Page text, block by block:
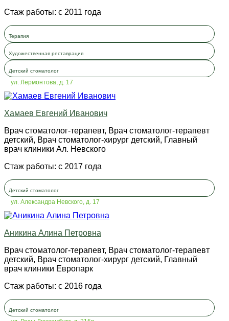
Стаж работы: с 2011 года
Терапия
Художественная реставрация
Детский стоматолог
ул. Лермонтова, д. 17
Хамаев Евгений Иванович
Врач стоматолог-терапевт, Врач стоматолог-терапевт
детский, Врач стоматолог-хирург детский, Главный
врач клиники Ал. Невского
Стаж работы: с 2017 года
Детский стоматолог
ул. Александра Невского, д. 17
Аникина Алина Петровна
Врач стоматолог-терапевт, Врач стоматолог-терапевт
детский, Врач стоматолог-хирург детский, Главный
врач клиники Европарк
Стаж работы: с 2016 года
Детский стоматолог